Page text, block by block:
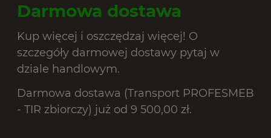
Darmowa dostawa
Kup więcej i oszczędzaj więcej! O
szczegóły darmowej dostawy pytaj w
dziale handlowym.
Darmowa dostawa (Transport PROFESMEB
- TIR zbiorczy) już od 9 500,00 zł.